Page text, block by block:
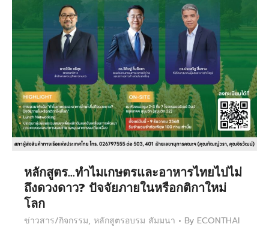
หลักสูตร…ทำไมเกษตรและอาหารไทยไปไม่
ถึงดวงดาว? ปัจจัยภายในหรือกติกาใหม่
โลก
ข่าวสาร/กิจกรรม, หลักสูตรอบรม สัมมนา By ECONTHAI